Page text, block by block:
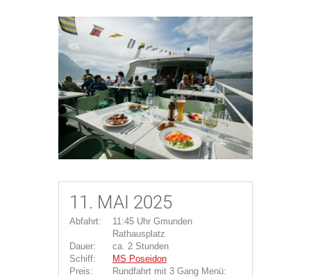
11. MAI 2025
Abfahrt:
11:45 Uhr Gmunden
Rathausplatz
Dauer:
ca. 2 Stunden
Schiff:
MS Poseidon
Preis:
Rundfahrt mit 3 Gang Menü: